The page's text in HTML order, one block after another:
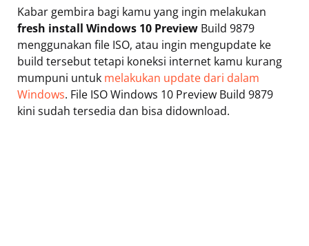
Kabar gembira bagi kamu yang ingin melakukan
fresh install Windows 10 Preview Build 9879
menggunakan file ISO, atau ingin mengupdate ke
build tersebut tetapi koneksi internet kamu kurang
mumpuni untuk melakukan update dari dalam
Windows. File ISO Windows 10 Preview Build 9879
kini sudah tersedia dan bisa didownload.